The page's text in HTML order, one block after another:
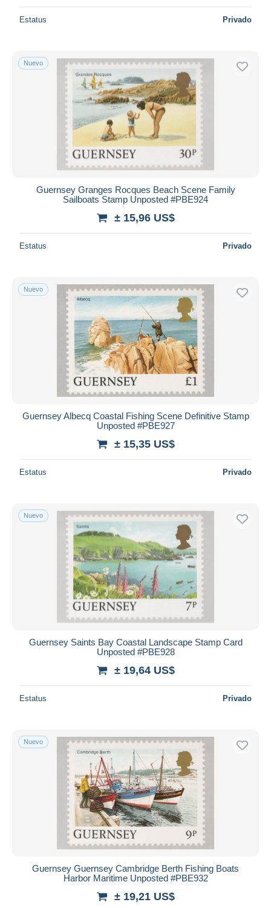
Estatus Privado
Nuevo
Guernsey Granges Rocques Beach Scene Family
Sailboats Stamp Unposted #PBE924
± 15,96 US$
Estatus Privado
Nuevo
Guernsey Albecq Coastal Fishing Scene Definitive Stamp
Unposted #PBE927
± 15,35 US$
Estatus Privado
Nuevo
Guernsey Saints Bay Coastal Landscape Stamp Card
Unposted #PBE928
± 19,64 US$
Estatus Privado
Nuevo
Guernsey Guernsey Cambridge Berth Fishing Boats
Harbor Maritime Unposted #PBE932
± 19,21 US$